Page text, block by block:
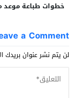
خطوات طباعة موعد
a Comment
لن يتم نشر عنوان بريدك